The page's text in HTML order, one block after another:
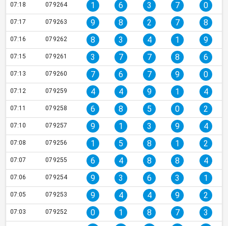
07:18 079264 1 6 3 7 0
07:17 079263 9 8 2 7 8
07:16 079262 8 3 4 1 9
07:15 079261 3 7 7 8 6
07:13 079260 7 6 7 9 0
07:12 079259 4 4 9 1 4
07:11 079258 6 8 5 0 2
07:10 079257 9 1 3 9 4
07:08 079256 1 5 8 1 2
07:07 079255 6 4 8 8 4
07:06 079254 9 3 6 3 1
07:05 079253 9 4 4 9 2
07:03 079252 0 1 8 7 3